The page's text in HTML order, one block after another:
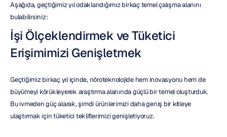
Aşağıda, geçtiğimiz yıl odaklandığımız birkaç temel çalışma alanını
bulabilirsiniz:
İşi Ölçeklendirmek ve Tüketici
Erişimimizi Genişletmek
Geçtiğimiz birkaç yıl içinde, nöroteknolojide hem inovasyonu hem de
büyümeyi körükleyerek araştırma alanında güçlü bir temel oluşturduk.
Bu ivmeden güç alarak, şimdi ürünlerimizi daha geniş bir kitleye
ulaştırmak için tüketici tekliflerimizi genişletiyoruz.